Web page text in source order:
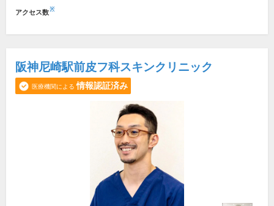
アクセス数※
阪神尼崎駅前皮フ科スキンクリニック
医療機関による 情報認証済み